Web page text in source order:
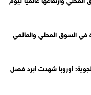
السوق المحلي والعالمي
أوروبا شهدت أبرد فصل